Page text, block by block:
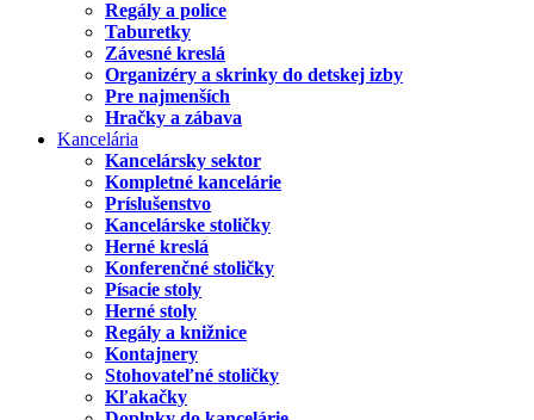
Regály a police
Taburetky
Závesné kreslá
Organizéry a skrinky do detskej izby
Pre najmenších
Hračky a zábava
Kancelária
Kancelársky sektor
Kompletné kancelárie
Príslušenstvo
Kancelárske stoličky
Herné kreslá
Konferenčné stoličky
Písacie stoly
Herné stoly
Regály a knižnice
Kontajnery
Stohovateľné stoličky
Kľakačky